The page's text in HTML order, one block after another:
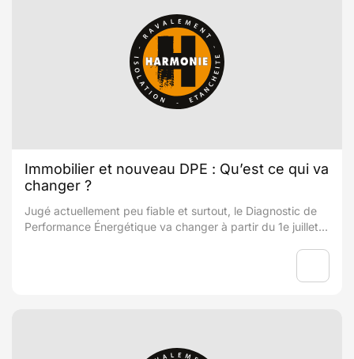
Immobilier et nouveau DPE : Qu’est ce qui va
changer ?
Jugé actuellement peu fiable et surtout, le Diagnostic de
Performance Énergétique va changer à partir du 1e juillet...